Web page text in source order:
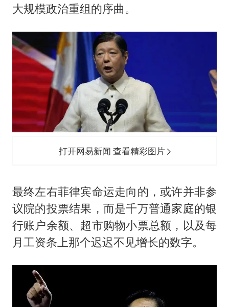
大规模政治重组的序曲。
打开网易新闻 查看精彩图片
最终左右菲律宾命运走向的，或许并非参
议院的投票结果，而是千万普通家庭的银
行账户余额、超市购物小票总额，以及每
月工资条上那个迟迟不见增长的数字。